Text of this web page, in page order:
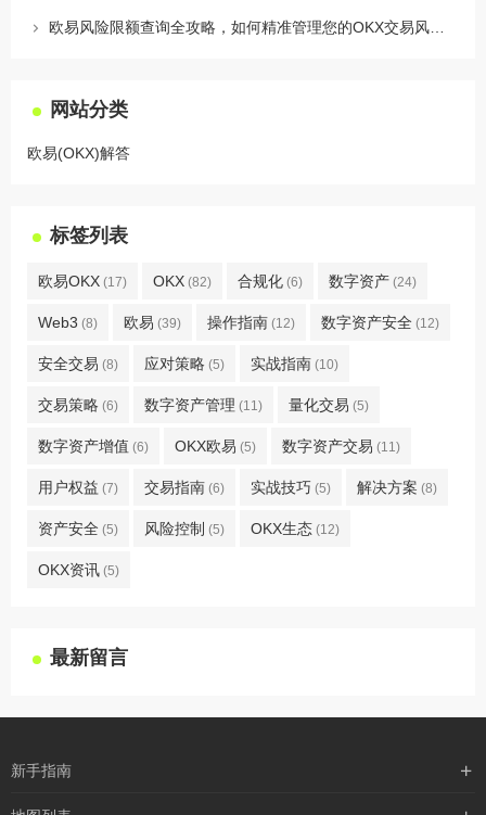
网站分类
欧易(OKX)解答
标签列表
欧易OKX (17) OKX (82) 合规化 (6) 数字资产 (24)
Web3 (8) 欧易 (39) 操作指南 (12) 数字资产安全 (12)
安全交易 (8) 应对策略 (5) 实战指南 (10)
交易策略 (6) 数字资产管理 (11) 量化交易 (5)
数字资产增值 (6) OKX欧易 (5) 数字资产交易 (11)
用户权益 (7) 交易指南 (6) 实战技巧 (5) 解决方案 (8)
资产安全 (5) 风险控制 (5) OKX生态 (12)
OKX资讯 (5)
最新留言
新手指南
购买流程